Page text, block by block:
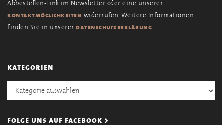
Abbestellen-Link im Newsletter oder eine unserer
kontaktmöglichkeiten widerrufen. Weitere Informationen
finden Sie in unserer datenschutzerklärung.
kategorien
Kategorien
folge uns auf facebook >